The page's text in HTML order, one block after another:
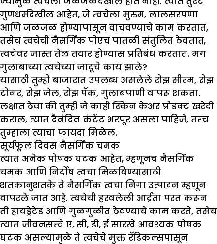
गुणधर्मदेखील आहेत, जे त्वचेला मुरुम, लालसरपणा
आणि जळजळ होण्यापासून वाचवण्याचे काम करतात,
तसेच त्वचेची नैसर्गिक पीएच पातळी संतुलित ठेवतात,
त्वचेवर जास्त तेल तयार होण्यास प्रतिबंध करतात. मग
गुलाबाच्या त्वचेच्या जादूचे काय झाले?
यासाठी तुम्ही बाजारात उपलब्ध असलेले रोझ सीरम, रोझ
टोनर, रोझ जेल, रोझ पॅक, गुलाबपाणी वापरू शकता.
लक्षात ठेवा की तुम्ही जे काही स्किन केअर प्रोडक्ट खरेदी
कराल, त्यात दैनंदिन कंटेंट भरपूर असला पाहिजे, तरच
तुम्हाला त्याचा फायदा मिळेल.
सूर्यफूल दिवस नैसर्गिक चमक
त्यात अनेक पोषक घटक आहेत, म्हणूनच नैसर्गिक
चमक आणि निर्दोष त्वचा मिळविण्यासाठी
शतकानुशतके ते नैसर्गिक त्वचा निगा उत्पादन म्हणून
वापरले जात आहे. त्वचेची हरवलेली आर्द्रता परत करून
ती हायड्रेटेड आणि गुळगुळीत ठेवण्याचे काम करते, तसेच
त्यात जीवनसत्त्वे ए, सी, डी, ई सारखे आवश्यक पोषक
घटक असल्यामुळे ते त्वचेचे मुक्त रॅडिकल्सपासून